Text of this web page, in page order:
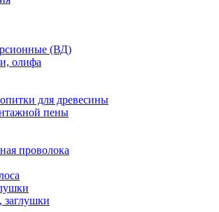
(ВД)
олифа
для древесины
пены
проволока
заглушки